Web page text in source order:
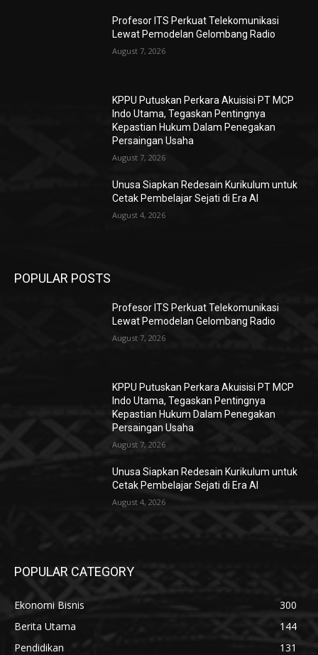
Profesor ITS Perkuat Telekomunikasi
Lewat Pemodelan Gelombang Radio
August 7, 2026
KPPU Putuskan Perkara Akuisisi PT MCP
Indo Utama, Tegaskan Pentingnya
Kepastian Hukum Dalam Penegakan
Persaingan Usaha
August 7, 2026
Unusa Siapkan Redesain Kurikulum untuk
Cetak Pembelajar Sejati di Era AI
August 4, 2026
POPULAR POSTS
Profesor ITS Perkuat Telekomunikasi
Lewat Pemodelan Gelombang Radio
August 7, 2026
KPPU Putuskan Perkara Akuisisi PT MCP
Indo Utama, Tegaskan Pentingnya
Kepastian Hukum Dalam Penegakan
Persaingan Usaha
August 7, 2026
Unusa Siapkan Redesain Kurikulum untuk
Cetak Pembelajar Sejati di Era AI
August 4, 2026
POPULAR CATEGORY
Ekonomi Bisnis
300
Berita Utama
144
Pendidikan
131